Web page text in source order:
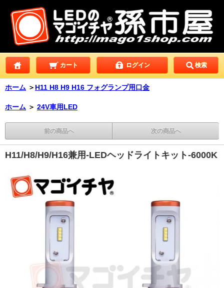
カート ログイン 検索
ホーム ＞ H11 H8 H9 H16 フォグランプ用口金
ホーム ＞ 24V車用LED
前の商品へ 次の商品へ
H11/H8/H9/H16兼用-LEDヘッドライトキット-6000K